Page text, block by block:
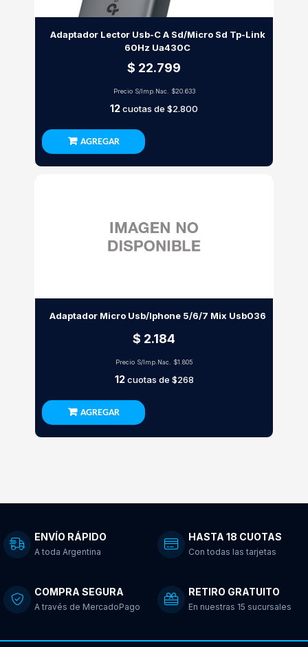
Adaptador Lector Usb-C A Sd/Micro Sd Tp-Link
60Hz Ua430C
$ 22.799
Precio S/Imp.Nac. $20.633
12cuotas de $2.800
AGREGAR
Adaptador Micro Usb/Iphone 5/6/7 Mix Usb036
$ 2.184
Precio S/Imp.Nac. $1.805
12cuotas de $268
AGREGAR
ENVÍO RÁPIDO
A toda Argentina
HASTA 18 CUOTAS
Con todas las tarjetas
COMPRA SEGURA
A través de MercadoPago
RETIRO GRATUITO
En nuestras 15 sucursales